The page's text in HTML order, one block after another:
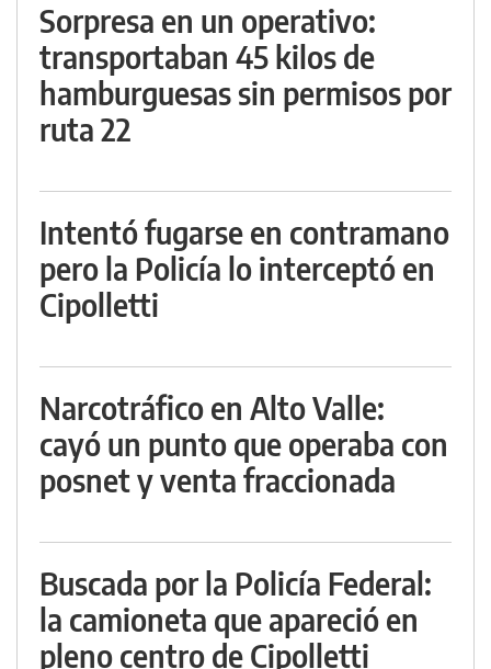
Sorpresa en un operativo:
transportaban 45 kilos de
hamburguesas sin permisos por
ruta 22
Intentó fugarse en contramano
pero la Policía lo interceptó en
Cipolletti
Narcotráfico en Alto Valle:
cayó un punto que operaba con
posnet y venta fraccionada
Buscada por la Policía Federal:
la camioneta que apareció en
pleno centro de Cipolletti